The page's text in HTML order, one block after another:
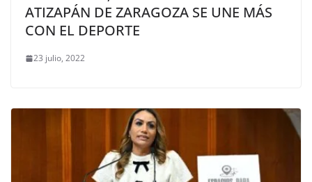
ATIZAPÁN DE ZARAGOZA SE UNE MÁS
CON EL DEPORTE
23 julio, 2022